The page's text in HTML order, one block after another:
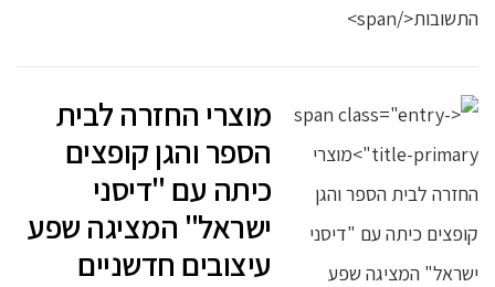
מוצרי החזרה לבית
הספר והגן קופצים
כיתה עם "דיסני
ישראל" המציגה שפע
עיצובים חדשניים